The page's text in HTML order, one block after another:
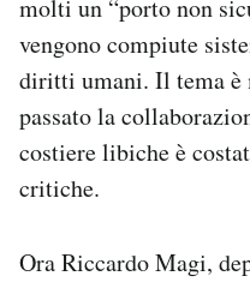
molti un “porto non
vengono compiute
diritti umani. Il tema è
passato la
costiere libiche è
critiche.
Ora Riccardo Magi,